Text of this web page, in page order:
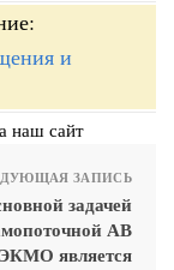
и
наш сайт
ЗАПИСЬ
задачей
АВ
ЭКМО является